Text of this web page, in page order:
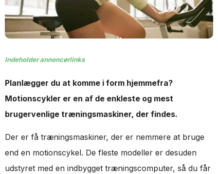
Indeholder annoncørlinks
Planlægger du at komme i form hjemmefra?
Motionscykler er en af de enkleste og mest
brugervenlige træningsmaskiner, der findes.
Der er få træningsmaskiner, der er nemmere at bruge
end en motionscykel. De fleste modeller er desuden
udstyret med en indbygget træningscomputer, så du får